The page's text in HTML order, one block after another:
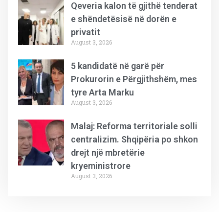
Qeveria kalon të gjithë tenderat
e shëndetësisë në dorën e
privatit
August 3, 2026
5 kandidatë në garë për
Prokurorin e Përgjithshëm, mes
tyre Arta Marku
August 3, 2026
Malaj: Reforma territoriale solli
centralizim. Shqipëria po shkon
drejt një mbretërie
kryeministrore
August 3, 2026